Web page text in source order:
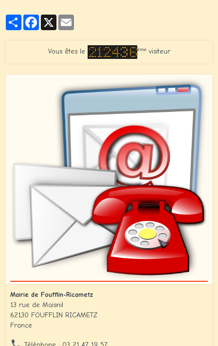
PartagerFacebook
X
Vous êtes le èmevisiteur
Mairie de Foufflin-Ricametz
13 rue de Maisnil
62130 FOUFFLIN RICAMETZ
France